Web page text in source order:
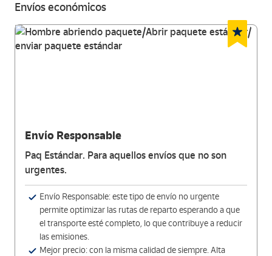
Envíos económicos
Envío Responsable
Paq Estándar. Para aquellos envíos que no son
urgentes.
Envío Responsable: este tipo de envío no urgente
permite optimizar las rutas de reparto esperando a que
el transporte esté completo, lo que contribuye a reducir
las emisiones.
Mejor precio: con la misma calidad de siempre. Alta